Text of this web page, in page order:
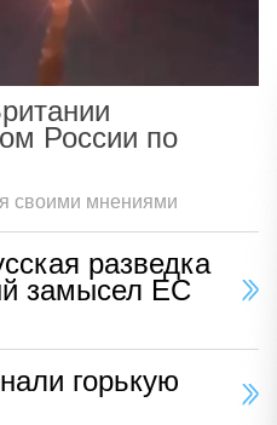
России по
своими мнениями
разведка
замысел ЕС
горькую